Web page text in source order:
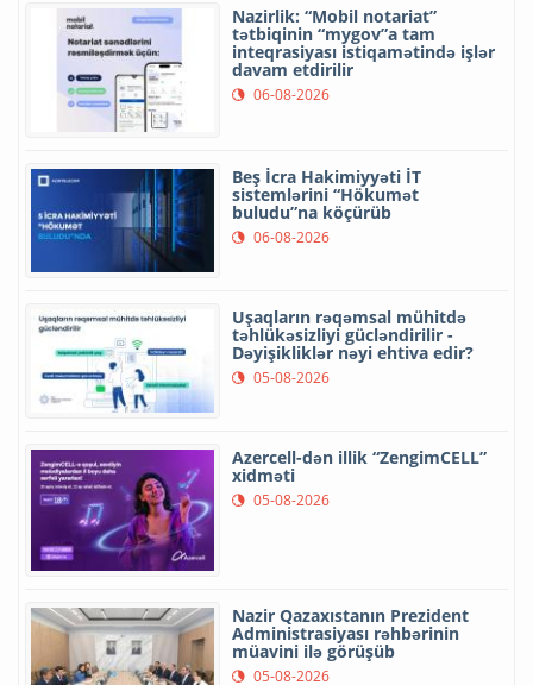
Nazirlik: “Mobil notariat”
tətbiqinin “mygov”a tam
inteqrasiyası istiqamətində işlər
davam etdirilir
06-08-2026
Beş İcra Hakimiyyəti İT
sistemlərini “Hökumət
buludu”na köçürüb
06-08-2026
Uşaqların rəqəmsal mühitdə
təhlükəsizliyi gücləndirilir -
Dəyişikliklər nəyi ehtiva edir?
05-08-2026
Azercell-dən illik “ZengimCELL”
xidməti
05-08-2026
Nazir Qazaxıstanın Prezident
Administrasiyası rəhbərinin
müavini ilə görüşüb
05-08-2026